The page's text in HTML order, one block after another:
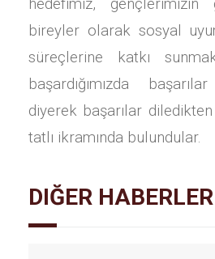
hedefimiz, gençlerimizin
bireyler olarak sosyal
süreçlerine katkı
başardığımızda
diyerek başarılar
tatlı ikramında bulundular.
DIĞER HABERLER